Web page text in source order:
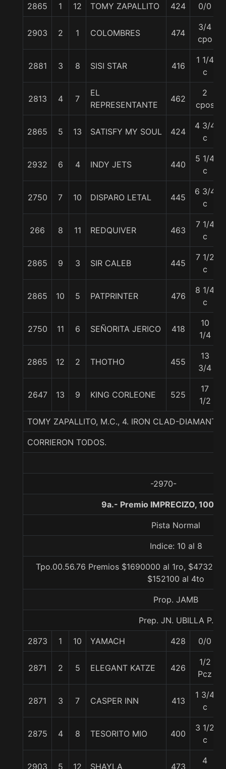
2865 1 12 TOMY ZAPALLITO 424 0/0
2903 2 1 COLOMBRES 474
3/4
cpo
2881 3 8 SISI STAR 416
1 1/4
c
2813 4 7
EL
REPRESENTANTE
462
2
cpos
2865 5 13 SATISFY MY SOUL 424
4 3/4
c
2932 6 4 INDY JETS 440
5 1/4
c
2750 7 10 DISPARO LETAL 445
6 3/4
c
266 8 11 REDQUIVER 463
7 1/4
c
2865 9 3 SIR CALEB 445
7 1/2
c
2865 10 5 PATPRINTER 476
8 1/4
c
2750 11 6 SEÑORITA JERICO 418
10
1/4
2865 12 2 THOTHO 455
13
3/4
2647 13 9 KING CORLEONE 525
17
1/2
TOMY ZAPALLITO, M.C., 4. IRON CLAD-DIAMANTE
CORRIERON TODOS.
-2970-
9a.- Premio IMPRECIZO, 1000
Pista Normal
Indice: 10 al 8
Tpo.00.56.76 Premios $1690000 al 1ro,
$152100 al 4to
Prop. JAMB
Prep. JN. UBILLA P.
2873 1 10 YAMACH 428 0/0
2871 2 5 ELEGANT KATZE 426
1/2
Pcz
2871 3 7 CASPER INN 413
1 3/4
c
2875 4 8 TESORITO MIO 400
3 1/2
c
2903 5 12 SHAYLA 473
4